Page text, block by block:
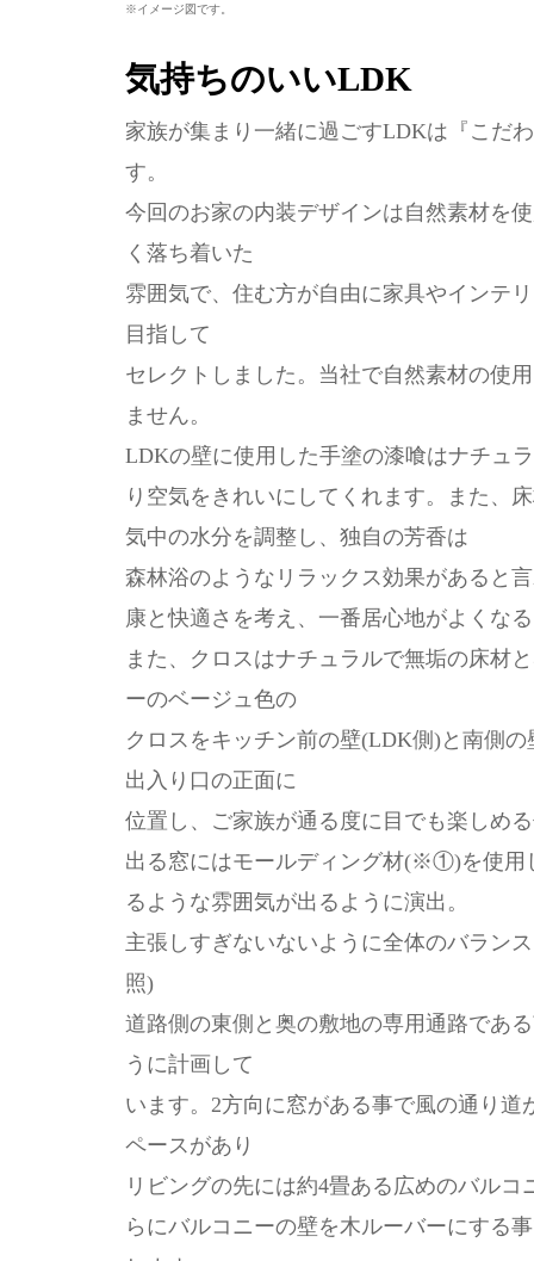
※イメージ図です。
気持ちのいいLDK
家族が集まり一緒に過ごすLDKは『こだ
す。
今回のお家の内装デザインは自然素材を
く落ち着いた
雰囲気で、住む方が自由に家具やインテ
目指して
セレクトしました。当社で自然素材の使
ません。
LDKの壁に使用した手塗の漆喰はナチュ
り空気をきれいにしてくれます。また、
気中の水分を調整し、独自の芳香は
森林浴のようなリラックス効果があると
康と快適さを考え、一番居心地がよくな
また、クロスはナチュラルで無垢の床材
ーのベージュ色の
クロスをキッチン前の壁(LDK側)と南側
出入り口の正面に
位置し、ご家族が通る度に目でも楽しめ
出る窓にはモールディング材(※①)を使用
るような雰囲気が出るように演出。
主張しすぎないないように全体のバラン
照)
道路側の東側と奥の敷地の専用通路であ
うに計画して
います。2方向に窓がある事で風の通り
ペースがあり
リビングの先には約4畳ある広めのバル
らにバルコニーの壁を木ルーバーにする